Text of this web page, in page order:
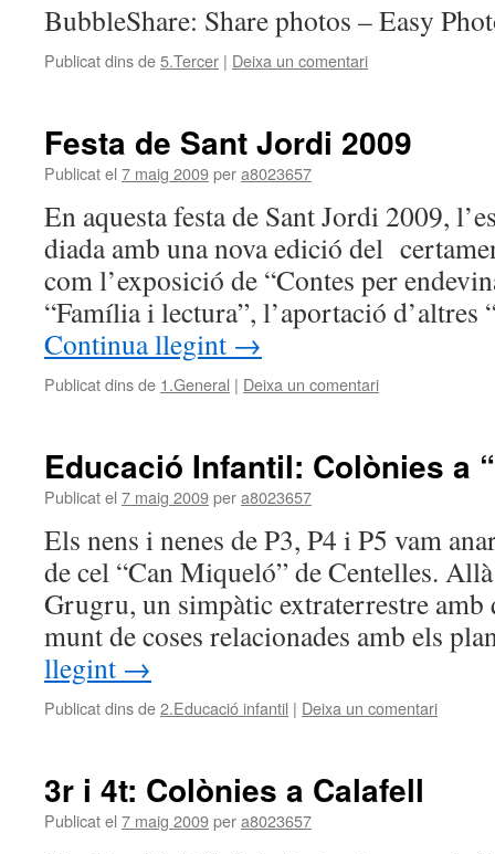
BubbleShare: Share photos – Easy
Publicat dins de5.Tercer | Deixa un comentari
Festa de Sant Jordi 2009
Publicat el 7 maig 2009pera8023657
En aquesta festa de Sant Jordi 2009,
diada amb una nova edició del
com l’exposició de “Contes per
“Família i lectura”, l’aportació
Continua llegint →
Publicat dins de 1.General | Deixa un comentari
Educació Infantil: Colònies a
Publicat el 7 maig 2009pera8023657
Els nens i nenes de P3, P4 i P5 vam
de cel “Can Miqueló” de Centelles.
Grugru, un simpàtic extraterrestre
munt de coses relacionades amb els
llegint →
Publicat dins de2.Educació infantil | Deixa un comentari
3r i 4t: Colònies a Calafell
Publicat el 7 maig 2009pera8023657